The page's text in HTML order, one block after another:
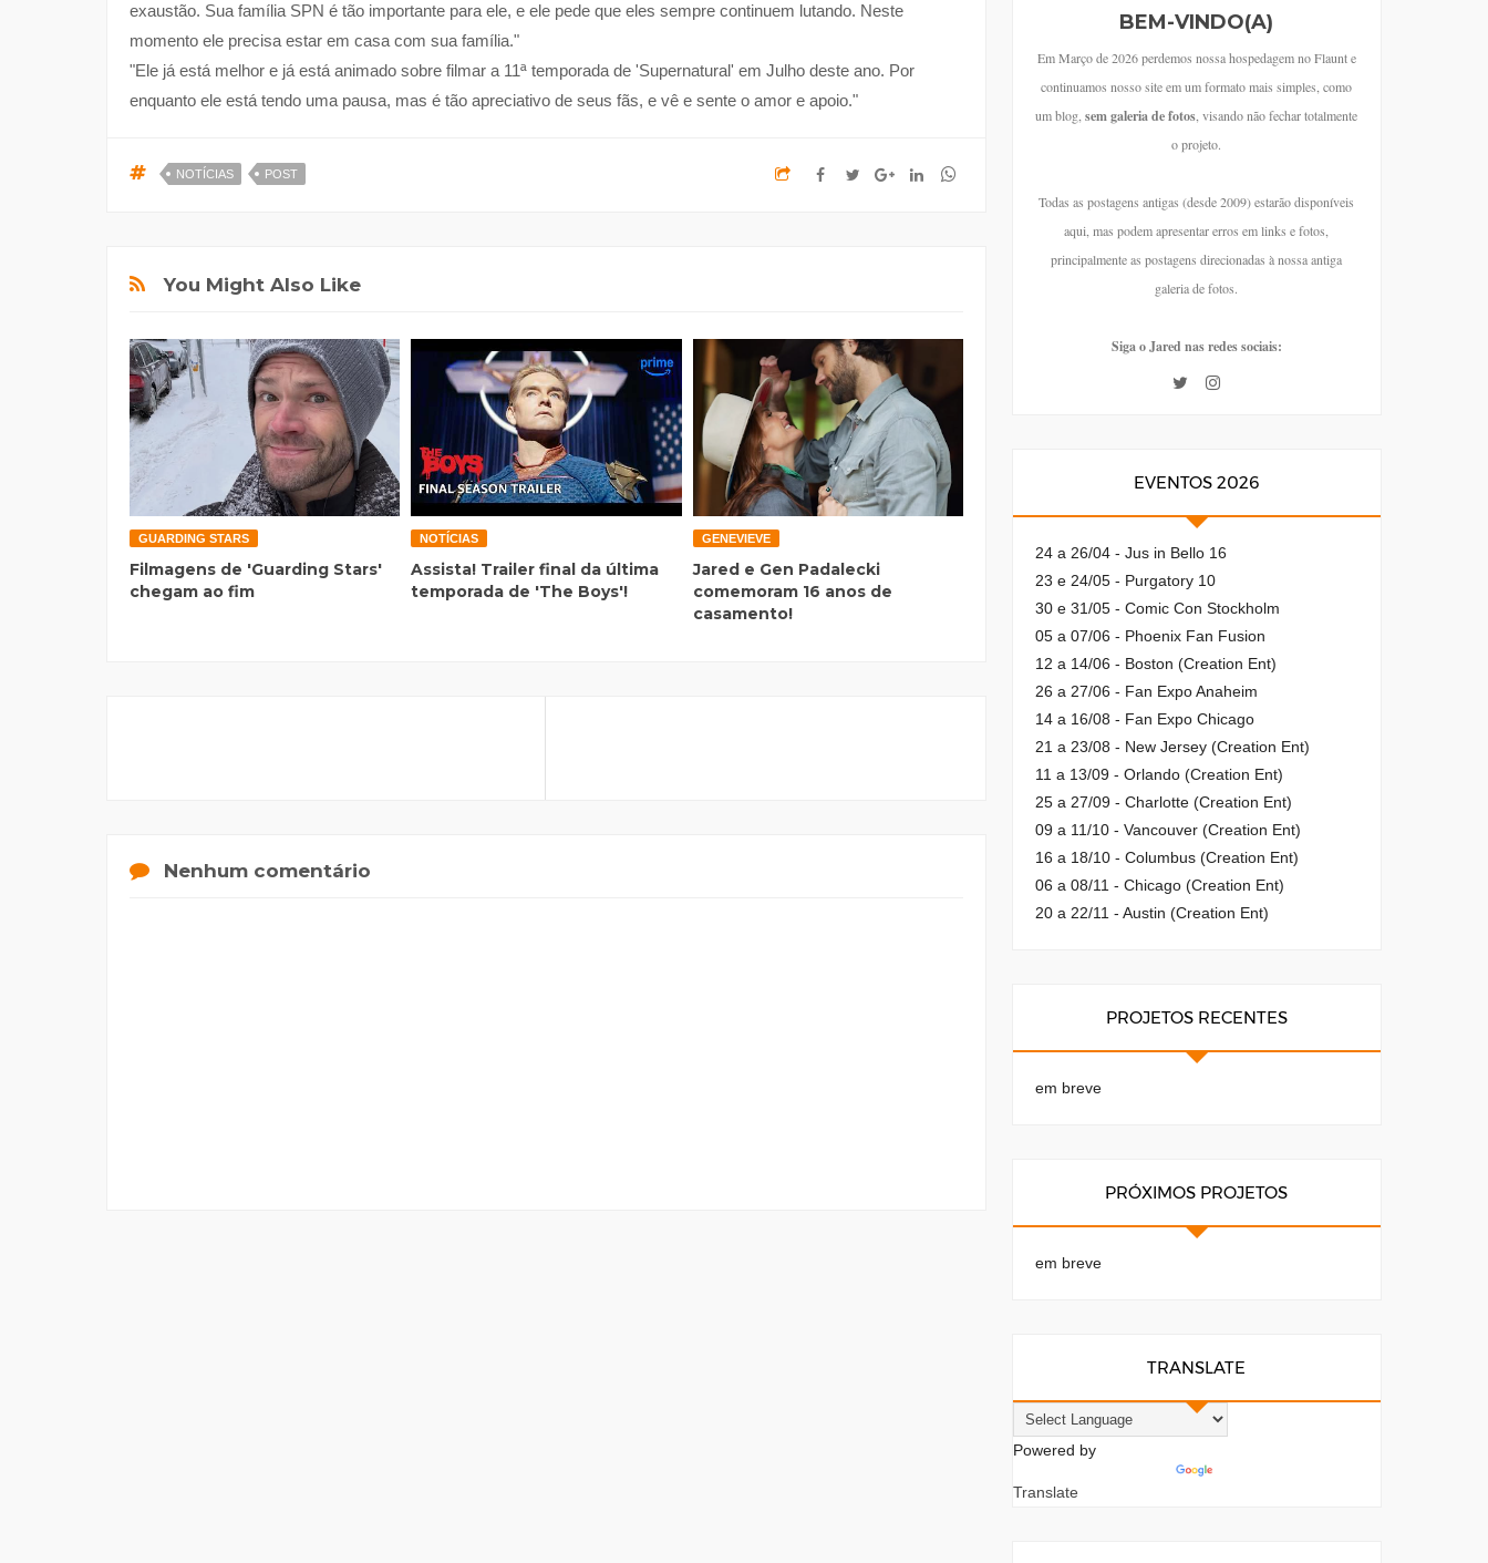
exaustão. Sua família SPN é tão importante para ele, e ele pede que eles sempre continuem lutando. Neste
momento ele precisa estar em casa com sua família."
"Ele já está melhor e já está animado sobre filmar a 11ª temporada de 'Supernatural' em Julho deste ano. Por
enquanto ele está tendo uma pausa, mas é tão apreciativo de seus fãs, e vê e sente o amor e apoio."
NOTÍCIAS POST
You Might Also Like
GUARDING STARS
Filmagens de 'Guarding Stars'
chegam ao fim
NOTÍCIAS
Assista! Trailer final da última
temporada de 'The Boys'!
GENEVIEVE
Jared e Gen Padalecki
comemoram 16 anos de
casamento!
Nenhum comentário
BEM-VINDO(A)
Em Março de 2026 perdemos nossa hospedagem no Flaunt e
continuamos nosso site em um formato mais simples, como
um blog,sem galeria de fotos, visando não fechar totalmente
o projeto.
Todas as postagens antigas (desde 2009) estarão disponíveis
aqui, mas podem apresentar erros em links e fotos,
principalmente as postagens direcionadas à nossa antiga
galeria de fotos.
Siga o Jared nas redes sociais:
EVENTOS 2026
24 a 26/04 - Jus in Bello 16
23 e 24/05 - Purgatory 10
30 e 31/05 - Comic Con Stockholm
05 a 07/06 - Phoenix Fan Fusion
12 a 14/06 - Boston (Creation Ent)
26 a 27/06 - Fan Expo Anaheim
14 a 16/08 - Fan Expo Chicago
21 a 23/08 - New Jersey (Creation Ent)
11 a 13/09 - Orlando (Creation Ent)
25 a 27/09 - Charlotte (Creation Ent)
09 a 11/10 - Vancouver (Creation Ent)
16 a 18/10 - Columbus (Creation Ent)
06 a 08/11 - Chicago (Creation Ent)
20 a 22/11 - Austin (Creation Ent)
PROJETOS RECENTES
em breve
PRÓXIMOS PROJETOS
em breve
TRANSLATE
Powered by
Translate